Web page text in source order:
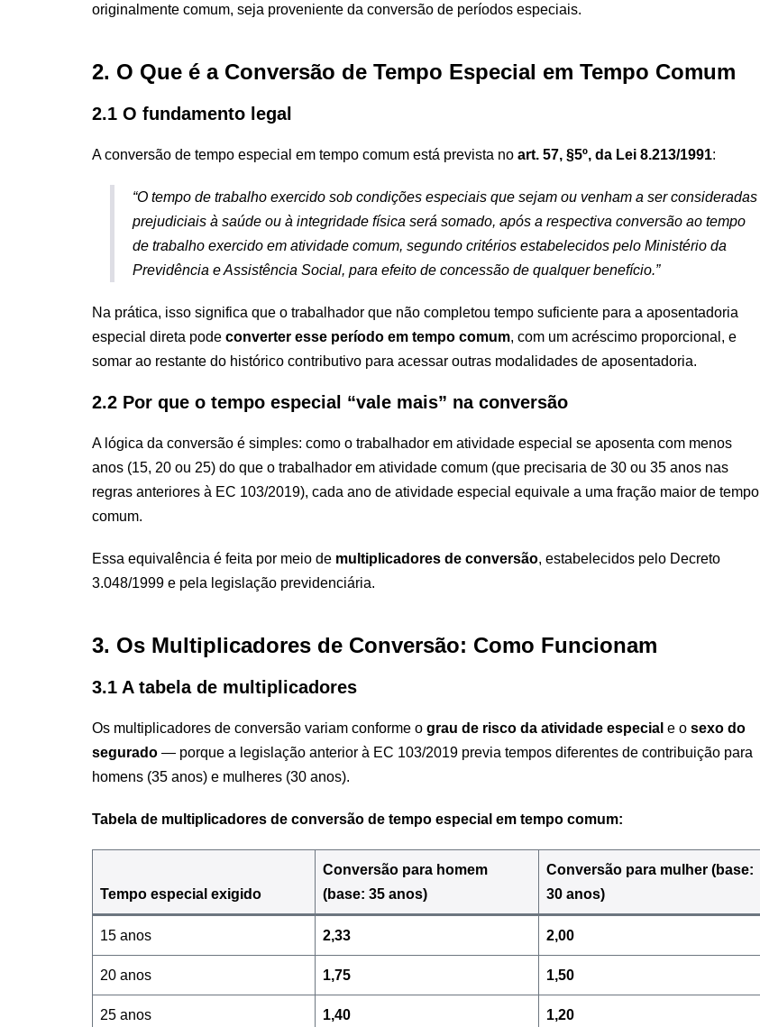
originalmente comum, seja proveniente da conversão de períodos especiais.
2. O Que é a Conversão de Tempo Especial em Tempo Comum
2.1 O fundamento legal
A conversão de tempo especial em tempo comum está prevista no art. 57, §5º, da Lei 8.213/1991:
“O tempo de trabalho exercido sob condições especiais que sejam ou venham a ser consideradas
prejudiciais à saúde ou à integridade física será somado, após a respectiva conversão ao tempo
de trabalho exercido em atividade comum, segundo critérios estabelecidos pelo Ministério da
Previdência e Assistência Social, para efeito de concessão de qualquer benefício.”
Na prática, isso significa que o trabalhador que não completou tempo suficiente para a aposentadoria
especial direta pode converter esse período em tempo comum, com um acréscimo proporcional, e
somar ao restante do histórico contributivo para acessar outras modalidades de aposentadoria.
2.2 Por que o tempo especial “vale mais” na conversão
A lógica da conversão é simples: como o trabalhador em atividade especial se aposenta com menos
anos (15, 20 ou 25) do que o trabalhador em atividade comum (que precisaria de 30 ou 35 anos nas
regras anteriores à EC 103/2019), cada ano de atividade especial equivale a uma fração maior de tempo
comum.
Essa equivalência é feita por meio de multiplicadores de conversão, estabelecidos pelo Decreto
3.048/1999 e pela legislação previdenciária.
3. Os Multiplicadores de Conversão: Como Funcionam
3.1 A tabela de multiplicadores
Os multiplicadores de conversão variam conforme o grau de risco da atividade especial e o sexo do
segurado — porque a legislação anterior à EC 103/2019 previa tempos diferentes de contribuição para
homens (35 anos) e mulheres (30 anos).
Tabela de multiplicadores de conversão de tempo especial em tempo comum:
Tempo especial exigido
Conversão para homem
(base: 35 anos)
Conversão para mulher (base:
30 anos)
15 anos 2,33 2,00
20 anos 1,75 1,50
25 anos 1,40 1,20